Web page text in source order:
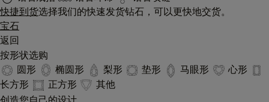
快捷到货选择我们的快速发货钻石，可以更快地交货。
宝石
返回
按形状选购
圆形
椭圆形 梨形 垫形 马眼形
心形
长方形
正方形
其他
创造您自己的设计